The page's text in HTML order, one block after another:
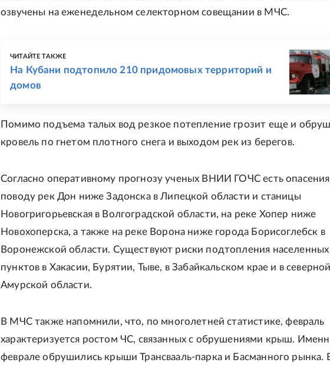
озвучены на еженедельном селекторном совещании в МЧС.
ЧИТАЙТЕ ТАКЖЕ
На Кубани подтопило 210 придомовых территорий и
домов
Помимо подъема талых вод резкое потепление грозит еще и
кровель по гнетом плотного снега и выходом рек из берегов.
Согласно оперативному прогнозу ученых ВНИИ ГОЧС есть
поводу рек Дон ниже Задонска в Липецкой области и станицы
Новогригорьевская в Волгоградской области, на реке Хопер ниже
Новохоперска, а также на реке Ворона ниже города Борисоглебск в
Воронежской области. Существуют риски подтопления населенных
пунктов в Хакасии, Бурятии, Тыве, в Забайкальском крае и в
Амурской области.
В МЧС также напомнили, что, по многолетней статистике, февраль
характеризуется ростом ЧС, связанных с обрушениями крыш.
феврале обрушились крыши Трансвааль-парка и Басманного рынка.